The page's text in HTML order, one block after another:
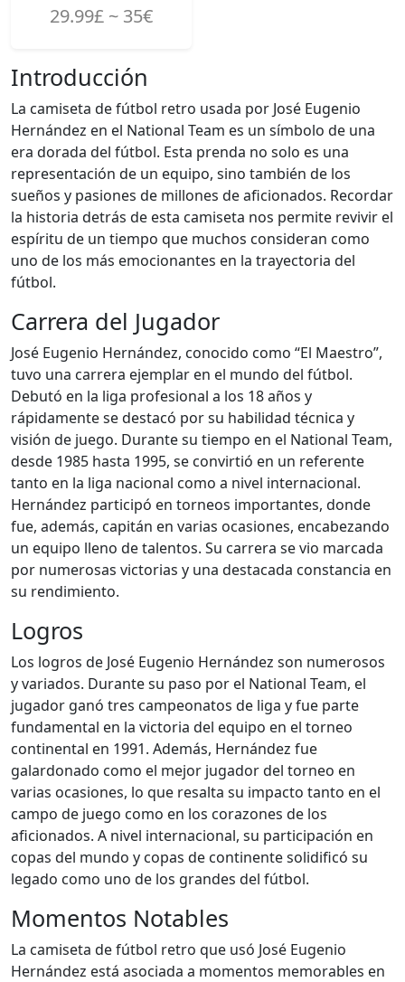
29.99£ ~ 35€
Introducción
La camiseta de fútbol retro usada por José Eugenio
Hernández en el National Team es un símbolo de una
era dorada del fútbol. Esta prenda no solo es una
representación de un equipo, sino también de los
sueños y pasiones de millones de aficionados. Recordar
la historia detrás de esta camiseta nos permite revivir el
espíritu de un tiempo que muchos consideran como
uno de los más emocionantes en la trayectoria del
fútbol.
Carrera del Jugador
José Eugenio Hernández, conocido como “El Maestro”,
tuvo una carrera ejemplar en el mundo del fútbol.
Debutó en la liga profesional a los 18 años y
rápidamente se destacó por su habilidad técnica y
visión de juego. Durante su tiempo en el National Team,
desde 1985 hasta 1995, se convirtió en un referente
tanto en la liga nacional como a nivel internacional.
Hernández participó en torneos importantes, donde
fue, además, capitán en varias ocasiones, encabezando
un equipo lleno de talentos. Su carrera se vio marcada
por numerosas victorias y una destacada constancia en
su rendimiento.
Logros
Los logros de José Eugenio Hernández son numerosos
y variados. Durante su paso por el National Team, el
jugador ganó tres campeonatos de liga y fue parte
fundamental en la victoria del equipo en el torneo
continental en 1991. Además, Hernández fue
galardonado como el mejor jugador del torneo en
varias ocasiones, lo que resalta su impacto tanto en el
campo de juego como en los corazones de los
aficionados. A nivel internacional, su participación en
copas del mundo y copas de continente solidificó su
legado como uno de los grandes del fútbol.
Momentos Notables
La camiseta de fútbol retro que usó José Eugenio
Hernández está asociada a momentos memorables en